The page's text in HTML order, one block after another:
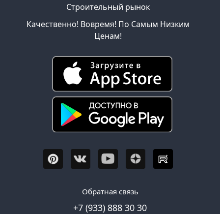
Строительный рынок
Качественно! Вовремя! По Самым Низким
Ценам!
Обратная связь
+7 (933) 888 30 30